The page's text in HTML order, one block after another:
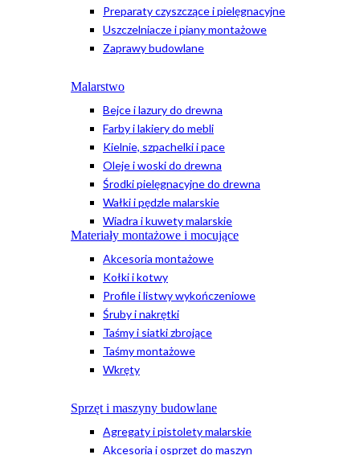
Preparaty czyszczące i pielęgnacyjne
Uszczelniacze i piany montażowe
Zaprawy budowlane
Malarstwo
Bejce i lazury do drewna
Farby i lakiery do mebli
Kielnie, szpachelki i pace
Oleje i woski do drewna
Środki pielęgnacyjne do drewna
Wałki i pędzle malarskie
Wiadra i kuwety malarskie
Materiały montażowe i mocujące
Akcesoria montażowe
Kołki i kotwy
Profile i listwy wykończeniowe
Śruby i nakrętki
Taśmy i siatki zbrojące
Taśmy montażowe
Wkręty
Sprzęt i maszyny budowlane
Agregaty i pistolety malarskie
Akcesoria i osprzęt do maszyn